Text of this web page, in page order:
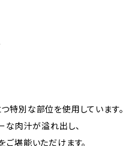
特別な部位を使用しています。
な肉汁が溢れ出し、
ご堪能いただけます。